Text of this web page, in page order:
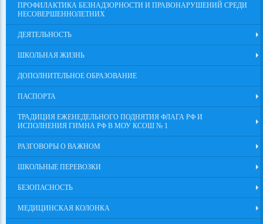
ПРОФИЛАКТИКА БЕЗНАДЗОРНОСТИ И ПРАВОНАРУШЕНИЙ СРЕДИ
НЕСОВЕРШЕННОЛЕТНИХ
ДЕЯТЕЛЬНОСТЬ
ШКОЛЬНАЯ ЖИЗНЬ
ДОПОЛНИТЕЛЬНОЕ ОБРАЗОВАНИЕ
ПАСПОРТА
ТРАДИЦИЯ ЕЖЕНЕДЕЛЬНОГО ПОДНЯТИЯ ФЛАГА РФ И
ИСПОЛНЕНИЯ ГИМНА РФ В МОУ КСОШ № 1
РАЗГОВОРЫ О ВАЖНОМ
ШКОЛЬНЫЕ ПЕРЕВОЗКИ
БЕЗОПАСНОСТЬ
МЕДИЦИНСКАЯ КОЛОНКА